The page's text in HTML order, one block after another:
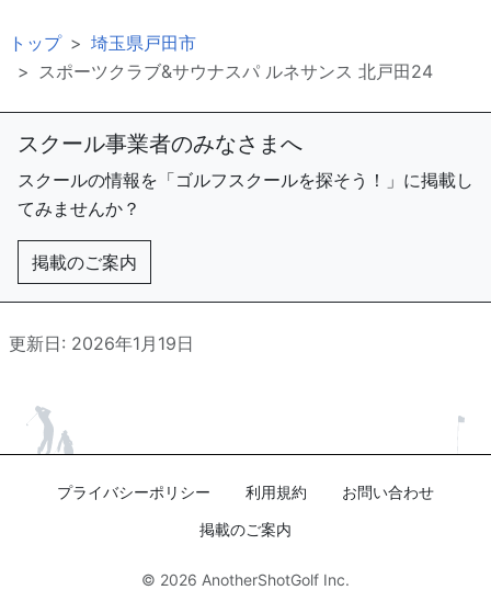
トップ
埼玉県戸田市
スポーツクラブ&サウナスパ ルネサンス 北戸田24
スクール事業者のみなさまへ
スクールの情報を「ゴルフスクールを探そう！」に掲載し
てみませんか？
掲載のご案内
更新日: 2026年1月19日
プライバシーポリシー 利用規約
お問い合わせ
掲載のご案内
© 2026 AnotherShotGolf Inc.